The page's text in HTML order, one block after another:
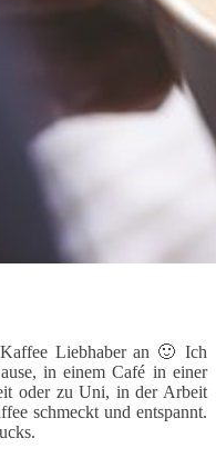
Liebhaber an 🙂 Ich
in einem Café in einer
oder zu Uni, in der Arbeit
schmeckt und entspannt.